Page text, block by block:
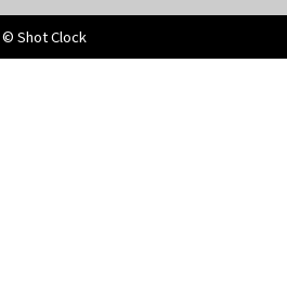
© Shot Clock